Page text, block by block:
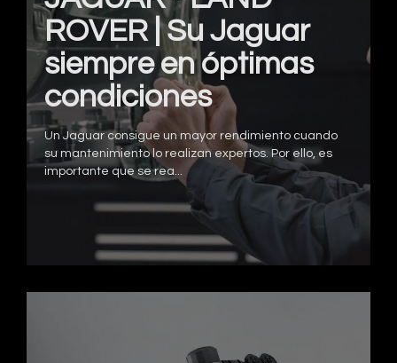
ROVER | Su Jaguar
siempre en óptimas
condiciones
Un Jaguar consigue un mayor rendimiento cuando
su mantenimiento lo realizan expertos. Por ello, es
importante que se rea...